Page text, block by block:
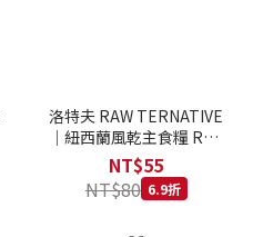
洛特夫 RAW TERNATIVE
｜紐西蘭風乾主食糧 RT1
牛肉 25g｜風乾主食糧 牛
肉 全齡犬 狗飼料
NT$55
NT$80 6.9折